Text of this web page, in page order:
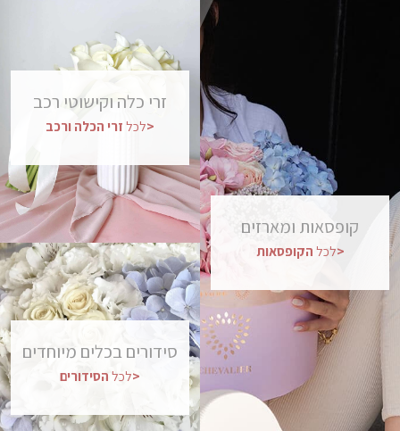
קופסאות ומארזים
לכלהקופסאות>
זרי כלה וקישוטי רכב
לכל זרי הכלה ורכב>
סידוריםבכלים מיוחדים
לכלהסידורים>